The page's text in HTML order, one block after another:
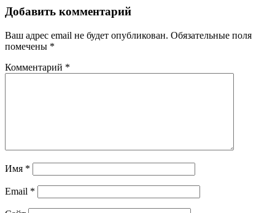
Добавить комментарий
Ваш адрес email не будет опубликован. Обязательные поля
помечены *
Комментарий *
Имя *
Email *